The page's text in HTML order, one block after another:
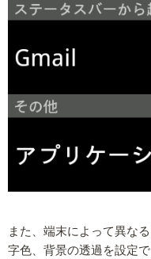
また、端末によって異な
字色、背景の透過を設定で